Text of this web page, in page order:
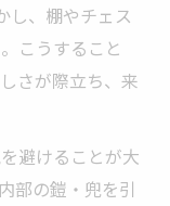
し、棚やチェス
こうすること
さが際立ち、来
避けることが大
部の鎧・兜を引